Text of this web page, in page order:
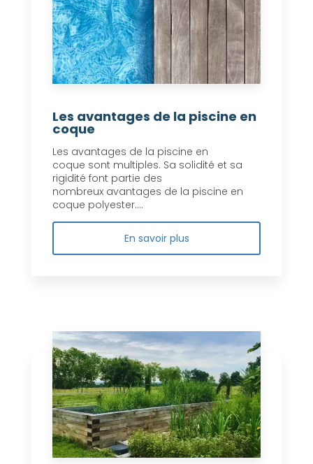
Les avantages de la piscine en
coque
Les avantages de la piscine en
coque sont multiples. Sa solidité et sa
rigidité font partie des
nombreux avantages de la piscine en
coque polyester....
En savoir plus